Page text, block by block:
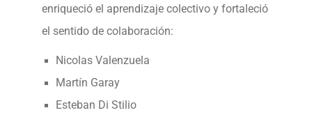
enriqueció el aprendizaje colectivo y fortaleció
el sentido de colaboración:
Nicolas Valenzuela
Martín Garay
Esteban Di Stilio